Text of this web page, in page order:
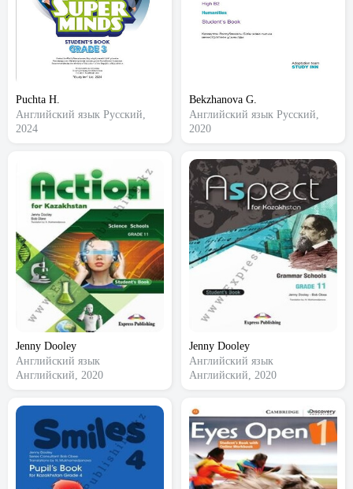
Puchta H.
Английский язык Русский,
2024
Bekzhanova G.
Английский язык Русский,
2020
Jenny Dooley
Английский язык
Английский, 2020
Jenny Dooley
Английский язык
Английский, 2020